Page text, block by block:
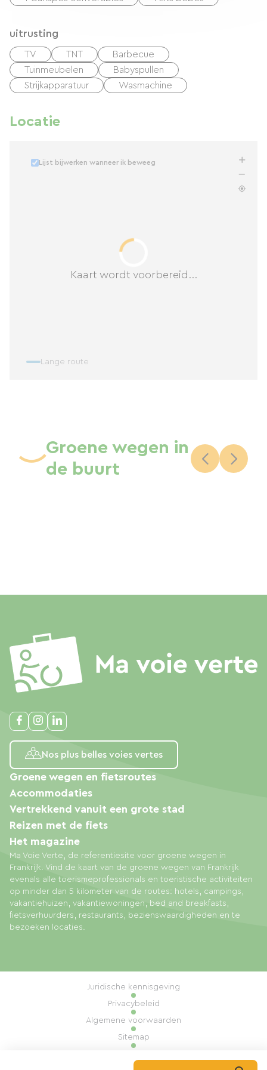
uitrusting
TV TNT
Barbecue
Tuinmeubelen
Babyspullen
Strijkapparatuur
Wasmachine
Locatie
Kaart wordt voorbereid...
Lijst bijwerken wanneer ik beweeg
Lange route
Groene wegen in
de buurt
Nos plus belles voies vertes
Ma Voie Verte, de referentiesite voor groene wegen in
Frankrijk. Vind de kaart van de groene wegen van Frankrijk
evenals alle toerismeprofessionals en toeristische activiteiten
op minder dan 5 kilometer van de routes: hotels, campings,
vakantiehuizen, vakantiewoningen, bed and breakfasts,
fietsverhuurders, restaurants, bezienswaardigheden en te
bezoeken locaties.
Groene wegen en fietsroutes
Accommodaties
Vertrekkend vanuit een grote stad
Reizen met de fiets
Het magazine
Juridische kennisgeving
Privacybeleid
Algemene voorwaarden
Sitemap